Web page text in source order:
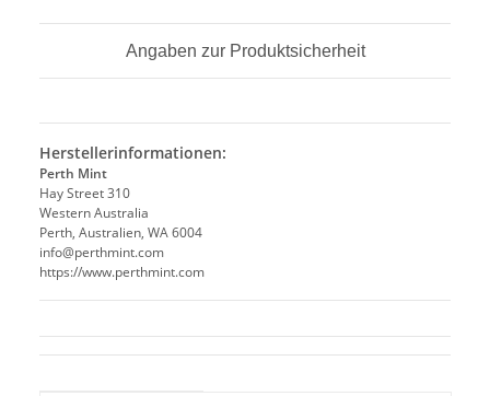
Angaben zur Produktsicherheit
Herstellerinformationen:
Perth Mint
Hay Street 310
Western Australia
Perth, Australien, WA 6004
info@perthmint.com
https://www.perthmint.com